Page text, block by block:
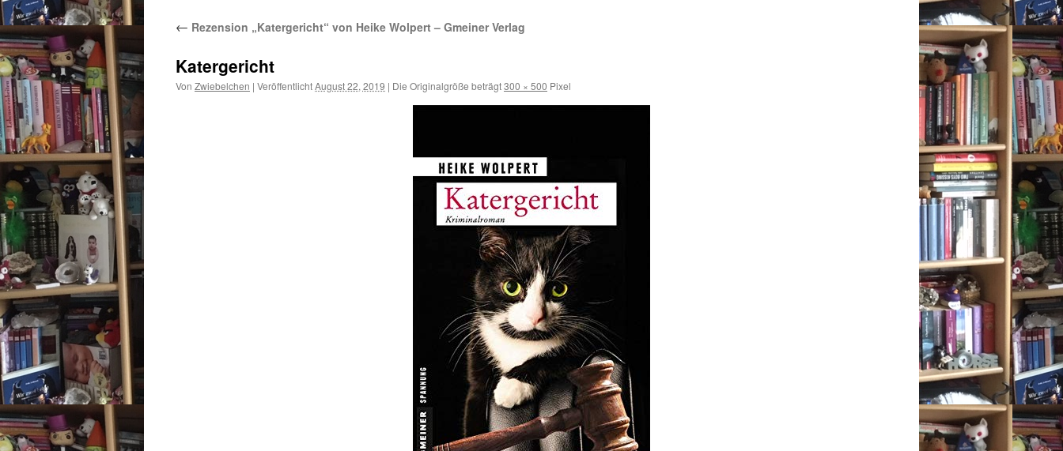
← Rezension „Katergericht“ von Heike Wolpert – Gmeiner Verlag
Katergericht
Von Zwiebelchen | VeröffentlichtAugust 22, 2019 | Die Originalgröße beträgt300 × 500 Pixel